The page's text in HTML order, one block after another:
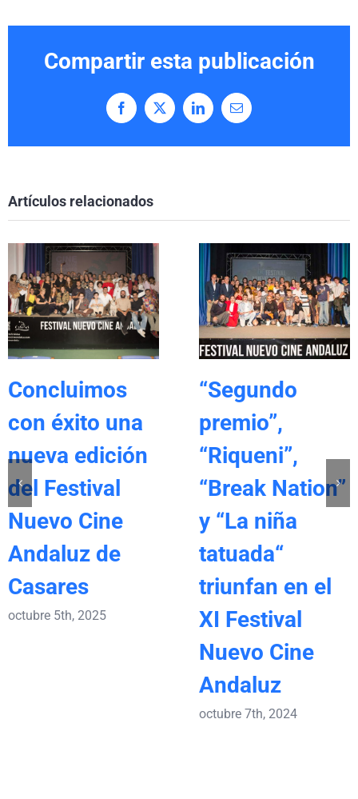
Compartir esta publicación
Facebook
X LinkedInCorreo
electrónico
Artículos relacionados
Concluimos
con éxito una
nueva edición
del Festival
Nuevo Cine
Andaluz de
Casares
octubre 5th, 2025
“Segundo
premio”,
“Riqueni”,
“Break Nation”
y “La niña
tatuada“
triunfan en el
XI Festival
Nuevo Cine
Andaluz
octubre 7th, 2024